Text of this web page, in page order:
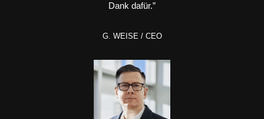
Dank dafür.”
G. WEISE / CEO